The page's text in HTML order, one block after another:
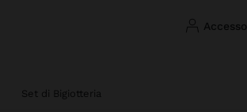
accesso
Set di Bigiotteria